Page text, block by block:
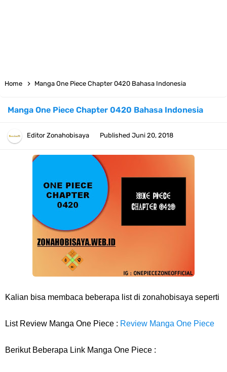
Resep Pesmol Ikan Mas, Makanan Khas Sunda Dengan Rasa Yang
Enaknya Nagih
Arti Bendera Barbados, Negara Kepulauan Yang Terletak Di Kawasan
Karibia
Cara Daftar Danamon Mobile Banking, Mudah Banget Dan Lengkap
Home Manga One Piece Chapter 0420 Bahasa Indonesia
Manga One Piece Chapter 0420 Bahasa Indonesia
Editor Zonahobisaya Published Juni 20, 2018
Kalian bisa membaca beberapa list di zonahobisaya seperti
List Review Manga One Piece : Review Manga One Piece
Berikut Beberapa Link Manga One Piece :